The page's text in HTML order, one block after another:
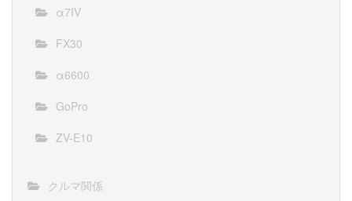
α7IV
FX30
α6600
GoPro
ZV-E10
クルマ関係